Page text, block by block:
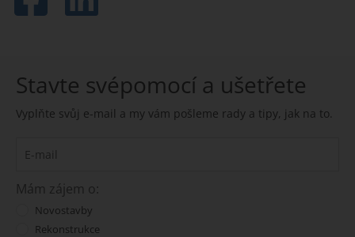
Stavte svépomocí a ušetřete
Vyplňte svůj e-mail a my vám pošleme rady a tipy, jak na to.
Mám zájem o:
Novostavby
Rekonstrukce